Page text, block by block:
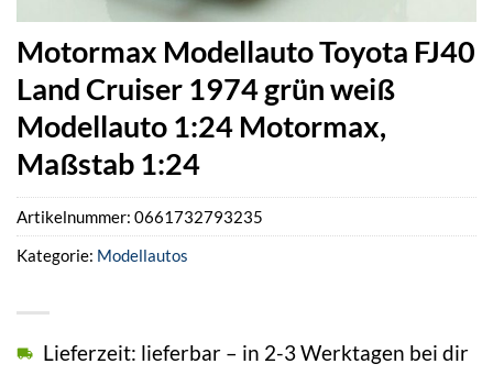
Motormax Modellauto Toyota FJ40
Land Cruiser 1974 grün weiß
Modellauto 1:24 Motormax,
Maßstab 1:24
Lieferzeit: lieferbar – in 2-3 Werktagen bei dir
Artikelnummer: 0661732793235
Kategorie: Modellautos